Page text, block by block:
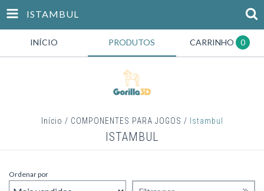
ISTAMBUL
INÍCIO PRODUTOS CARRINHO 0
Início / COMPONENTES PARA JOGOS / Istambul
ISTAMBUL
Ordenar por